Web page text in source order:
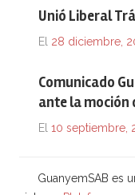
Unió Liberal
El 28 diciembre,
Comunicado
ante la moción
El 10 septiembre,
GuanyemSAB es